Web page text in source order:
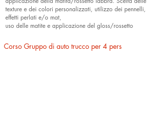
texture e dei colori personalizzati, utilizzo dei pennelli,
effetti perlati e/o mat,
uso delle matite e applicazione del gloss/rossetto
Corso Gruppo di auto trucco per 4 pers